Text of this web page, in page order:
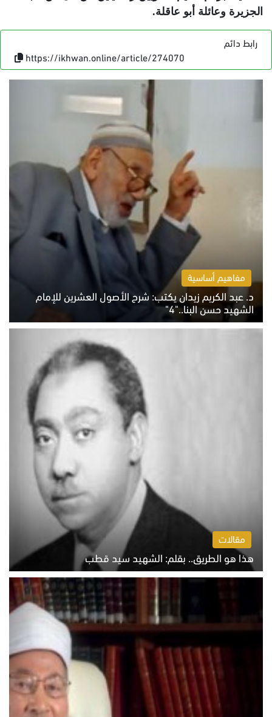
الجزيرة وعائلة أبو عاقلة.
رابط دائم
https://ikhwan.online/article/274070
مفاهيم أساسية
د. عبد الكريم زيدان يكتب: شرح الأصول العشرين للإمام
الشهيد حسن البنا.."4"
الخميس 6 أغسطس 2026 10:27 ص
مقالات
هذا هو الطريق.. بقلم: الشهيد سيد قطب
الخميس 6 أغسطس 2026 10:52 ص